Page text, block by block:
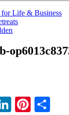
Life & Business
LinkedIn